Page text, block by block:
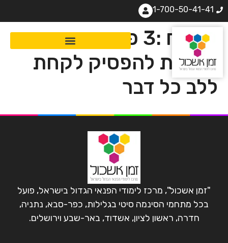
1-700-50-41-41
מפתח :3 פותח את
היכולת להפסיק לקחת
ללב כל דבר
"זמן אשכול", מרכז לימודי הפנאי הגדול בישראל, פועל
בכל מתחמי הסינמה סיטי בגלילות, כפר-סבא, נתניה,
חדרה, ראשון לציון, אשדוד, באר-שבע וירושלים.